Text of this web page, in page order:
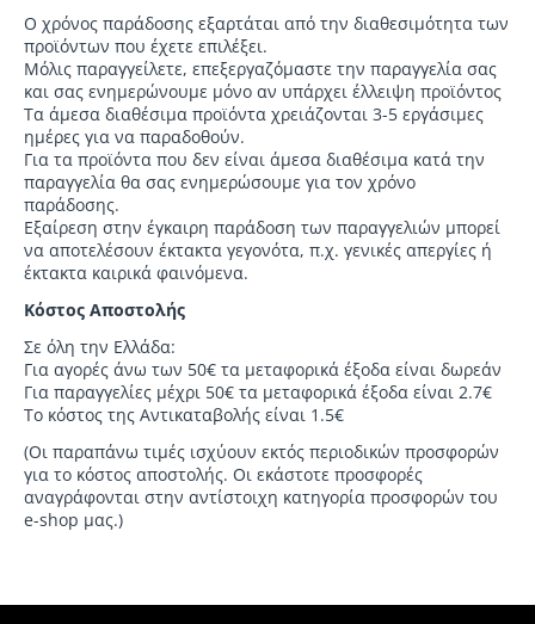
Ο χρόνος παράδοσης εξαρτάται από την διαθεσιμότητα των
προϊόντων που έχετε επιλέξει.
Μόλις παραγγείλετε, επεξεργαζόμαστε την παραγγελία σας
και σας ενημερώνουμε μόνο αν υπάρχει έλλειψη προϊόντος
Τα άμεσα διαθέσιμα προϊόντα χρειάζονται 3-5 εργάσιμες
ημέρες για να παραδοθούν.
Για τα προϊόντα που δεν είναι άμεσα διαθέσιμα κατά την
παραγγελία θα σας ενημερώσουμε για τον χρόνο
παράδοσης.
Εξαίρεση στην έγκαιρη παράδοση των παραγγελιών μπορεί
να αποτελέσουν έκτακτα γεγονότα, π.χ. γενικές απεργίες ή
έκτακτα καιρικά φαινόμενα.
Κόστος Αποστολής
Σε όλη την Ελλάδα:
Για αγορές άνω των 50€ τα μεταφορικά έξοδα είναι δωρεάν
Για παραγγελίες μέχρι 50€ τα μεταφορικά έξοδα είναι 2.7€
Το κόστος της Αντικαταβολής είναι 1.5€
(Οι παραπάνω τιμές ισχύουν εκτός περιοδικών προσφορών
για το κόστος αποστολής. Οι εκάστοτε προσφορές
αναγράφονται στην αντίστοιχη κατηγορία προσφορών του
e-shop μας.)